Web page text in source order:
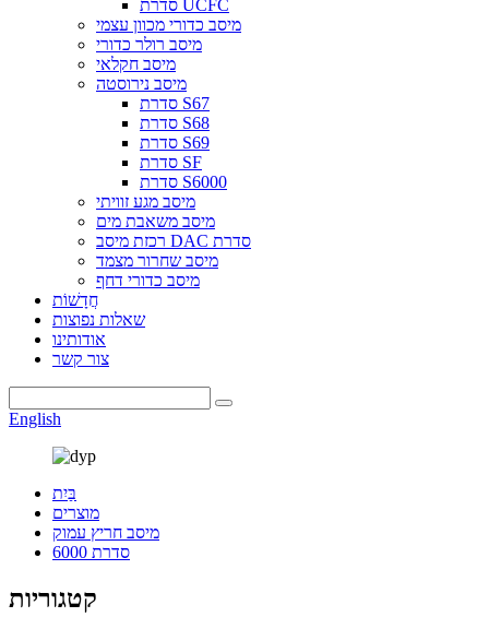
סדרת UCFC
מיסב כדורי מכוון עצמי
מיסב רולר כדורי
מיסב חקלאי
מיסב נירוסטה
סדרת S67
סדרת S68
סדרת S69
סדרת SF
סדרת S6000
מיסב מגע זוויתי
מיסב משאבת מים
רכזת מיסב DAC סדרת
מיסב שחרור מצמד
מיסב כדורי דחף
חֲדָשׁוֹת
שאלות נפוצות
אודותינו
צור קשר
English
בַּיִת
מוצרים
מיסב חריץ עמוק
סדרת 6000
קטגוריות